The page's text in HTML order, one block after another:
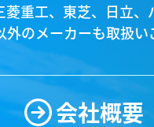
菱重工、東芝、日立、
外のメーカーも取扱い
会社概要